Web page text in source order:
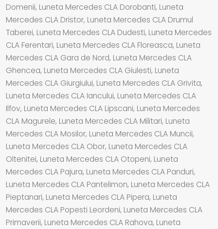
Domenii, Luneta Mercedes CLA Dorobanti, Luneta
Mercedes CLA Dristor, Luneta Mercedes CLA Drumul
Taberei, Luneta Mercedes CLA Dudesti, Luneta Mercedes
CLA Ferentari, Luneta Mercedes CLA Floreasca, Luneta
Mercedes CLA Gara de Nord, Luneta Mercedes CLA
Ghencea, Luneta Mercedes CLA Giulesti, Luneta
Mercedes CLA Giurgiului, Luneta Mercedes CLA Grivita,
Luneta Mercedes CLA Iancului, Luneta Mercedes CLA
Ilfov, Luneta Mercedes CLA Lipscani, Luneta Mercedes
CLA Magurele, Luneta Mercedes CLA Militari, Luneta
Mercedes CLA Mosilor, Luneta Mercedes CLA Muncii,
Luneta Mercedes CLA Obor, Luneta Mercedes CLA
Oltenitei, Luneta Mercedes CLA Otopeni, Luneta
Mercedes CLA Pajura, Luneta Mercedes CLA Panduri,
Luneta Mercedes CLA Pantelimon, Luneta Mercedes CLA
Pieptanari, Luneta Mercedes CLA Pipera, Luneta
Mercedes CLA Popesti Leordeni, Luneta Mercedes CLA
Primaverii, Luneta Mercedes CLA Rahova, Luneta